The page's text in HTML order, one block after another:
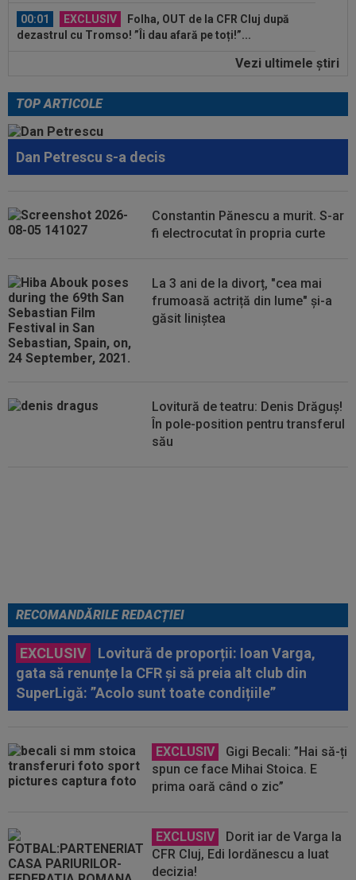
23:52 EXCLUSIV
Gigi Becali: ”Am vândut un jucător
gata să renunțe la CFR și să preia alt club...
00:41 EXCLUSIV
Mihai Stoica. E prima oară când o zic”
00:34 EXCLUSIV
Dorit iar de Varga la CFR Cluj, Edi
00:22 EXCLUSIV
Gică Craioveanu a dat declarația
serii, după KuPS - Craiova: ”Știi cine mă...
Rodri!
Vezi ultimele ştiri
TOP ARTICOLE
Dan Petrescu s-a decis
Constantin Pănescu a murit. S-ar
fi electrocutat în propria curte
La 3 ani de la divorț, "cea mai
frumoasă actriță din lume" și-a
găsit liniștea
Lovitură de teatru: Denis Drăguș!
În pole-position pentru transferul
său
RECOMANDĂRILE REDACȚIEI
EXCLUSIV
Lovitură de proporții: Ioan Varga,
gata să renunțe la CFR și să preia alt club din
SuperLigă: ”Acolo sunt toate condițiile”
EXCLUSIV
Gigi Becali: ”Hai să-ți
spun ce face Mihai Stoica. E
prima oară când o zic”
EXCLUSIV
Dorit iar de Varga la
CFR Cluj, Edi Iordănescu a luat
decizia!